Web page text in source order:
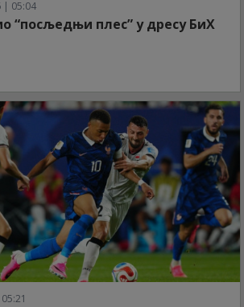
| 05:04
“посљедњи плес” у дресу БиХ